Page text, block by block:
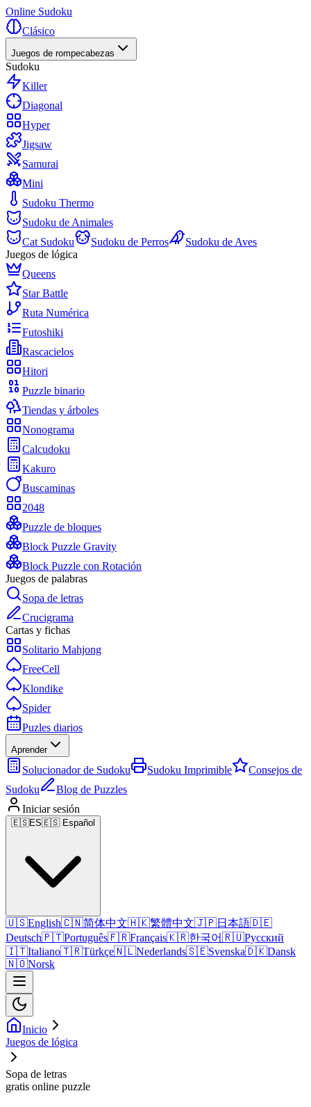
Online Sudoku
Clásico
Juegos de rompecabezas
Sudoku
Killer
Diagonal
Hyper
Jigsaw
Samurai
Mini
Sudoku Thermo
Sudoku de Animales
Cat Sudoku
Sudoku de Perros
Sudoku de Aves
Juegos de lógica
Queens
Star Battle
Ruta Numérica
Futoshiki
Rascacielos
Hitori
Puzzle binario
Tiendas y árboles
Nonograma
Calcudoku
Kakuro
Buscaminas
2048
Puzzle de bloques
Block Puzzle Gravity
Block Puzzle con Rotación
Juegos de palabras
Sopa de letras
Crucigrama
Cartas y fichas
Solitario Mahjong
FreeCell
Klondike
Spider
Puzles diarios
Aprender
Solucionador de Sudoku Sudoku Imprimible
Consejos de
Sudoku
Blog de Puzzles
Iniciar sesión
🇪🇸ES🇪🇸 Español
🇺🇸English🇨🇳简体中文🇭🇰繁體中文🇯🇵日本語🇩🇪
Deutsch🇵🇹Português🇫🇷Français🇰🇷한국어🇷🇺Русский
🇮🇹Italiano🇹🇷Türkçe🇳🇱Nederlands🇸🇪Svenska🇩🇰Dansk
🇳🇴Norsk
Inicio
Juegos de lógica
Sopa de letras
gratis online puzzle